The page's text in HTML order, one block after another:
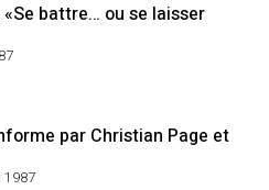
battre… ou se laisser
par Christian Page et
1987